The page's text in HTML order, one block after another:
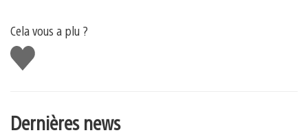
Cela vous a plu ?
J'aime
Dernières news